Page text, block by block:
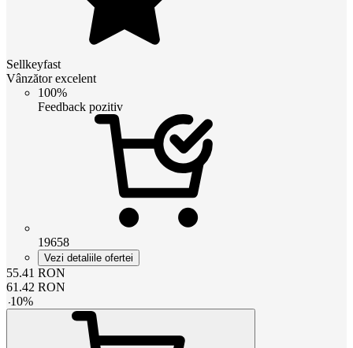
Sellkeyfast
Vânzător excelent
100%
Feedback pozitiv
19658
Vezi detaliile ofertei
55.41 RON
61.42 RON
-10%